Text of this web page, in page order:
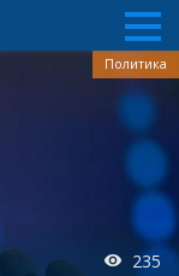
235
Политика